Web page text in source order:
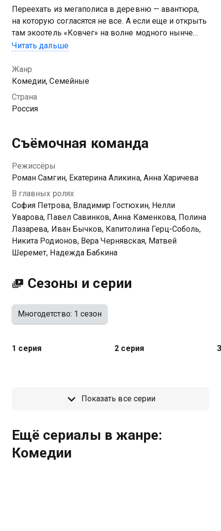
Переехать из мегаполиса в деревню — авантюра,
на которую согласятся не все. А если еще и открыть
там экоотель «Ковчег» на волне модного нынче
внутреннего туризма? Именно так поступает
Завражье архитектор Павел вместе с женой и
детьми реставрируют заброшенные дома, приводят
в порядок территорию и завлекают в гостиницу
новых клиентов — хотя с ними, конечно, будет
семейный отель, в который Герасимовы вложили
столько сил.
Читать дальше
Жанр
Комедии, Семейные
Страна
Россия
Съёмочная команда
Режиссёры
Роман Самгин, Екатерина Аликина, Анна Харичева
В главных ролях
София Петрова, Владимир Гостюхин, Нелли
Уварова, Павел Савинков, Анна Каменкова, Полина
Лазарева, Иван Бычков, Капитолина Герц-Соболь,
Никита Родионов, Вера Чернявская, Матвей
Шеремет, Надежда Бабкина
Сезоны и серии
Многодетство: 1 сезон
1 серия 2 серия
Показать все серии
Ещё сериалы в жанре:
Комедии